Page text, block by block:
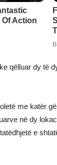
qëlluar dy të
me katër
në dy
e